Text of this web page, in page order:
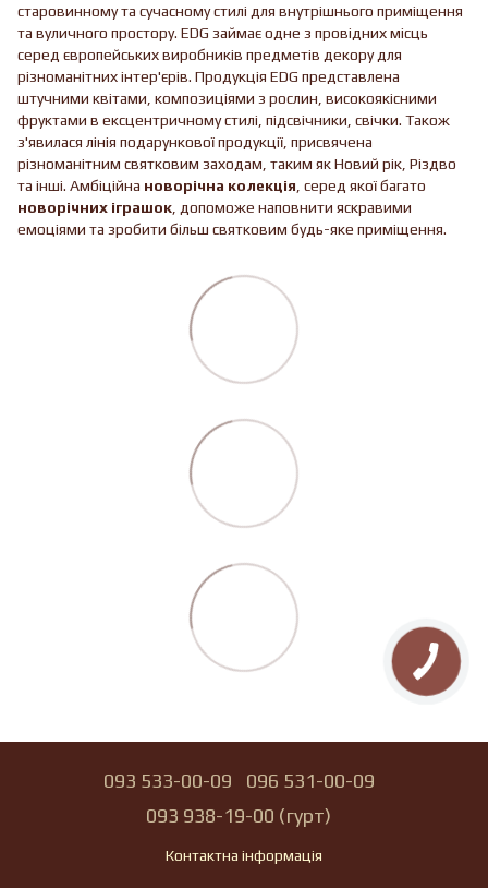
старовинному та сучасному стилі для внутрішнього приміщення
та вуличного простору. EDG займає одне з провідних місць
серед європейських виробників предметів декору для
різноманітних інтер'єрів. Продукція EDG представлена ​​
штучними квітами, композиціями з рослин, високоякісними
фруктами в ексцентричному стилі, підсвічники, свічки. Також
з'явилася лінія подарункової продукції, присвячена
різноманітним святковим заходам, таким як Новий рік, Різдво
та інші. Амбіційна новорічна колекція , серед якої багато
новорічних іграшок , допоможе наповнити яскравими
емоціями та зробити більш святковим будь-яке приміщення.
093 533-00-09
096 531-00-09
093 938-19-00 (гурт)
Контактна інформація